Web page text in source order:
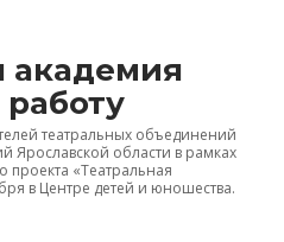
академия
театральных объединений
Ярославской области в рамках
проекта «Театральная
в Центре детей и юношества.